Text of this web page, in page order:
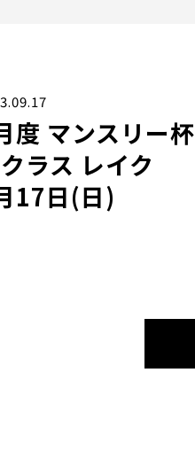
度 マンスリー杯
ラス レイク
17日(日)